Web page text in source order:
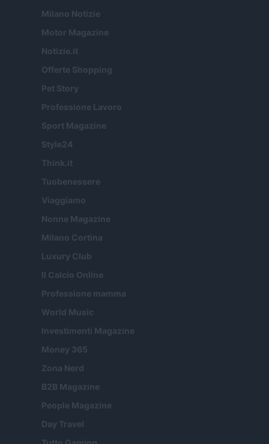
Milano Notizie
Motor Magazine
Notizie.it
Offerte Shopping
Pet Story
Professione Lavoro
Sport Magazine
Style24
Think.it
Tuobenessere
Viaggiamo
Nonne Magazine
Milano Cortina
Luxury Club
Il Calcio Online
Professione mamma
World Music
Investimenti Magazine
Money 365
Zona Nerd
B2B Magazine
People Magazine
Day Travel